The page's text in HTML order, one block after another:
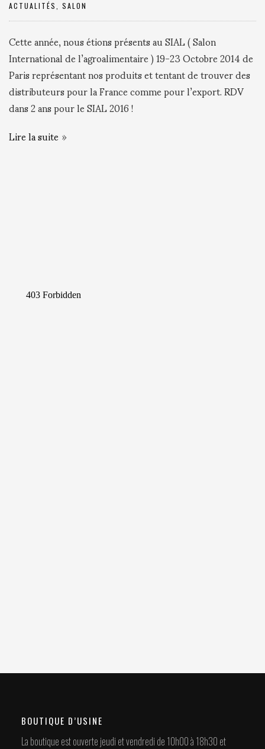
ACTUALITÉS
SALON
Cette année, nous étions présents au SIAL ( Salon
International de l’agroalimentaire ) 19-23 Octobre 2014 de
Paris représentant nos produits et tentant de trouver des
distributeurs pour la France comme pour l’export. RDV
dans 2 ans pour le SIAL 2016 !
Lire la suite
BOUTIQUE D’USINE
La boutique est ouverte jeudi et vendredi de 10h00 à 18h30 et